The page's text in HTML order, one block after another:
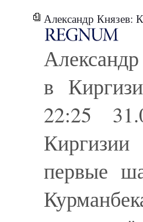
Александр Князев:
в
22:25
первые